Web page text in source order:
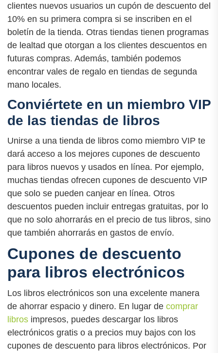
clientes nuevos usuarios un cupón de descuento del
10% en su primera compra si se inscriben en el
boletín de la tienda. Otras tiendas tienen programas
de lealtad que otorgan a los clientes descuentos en
futuras compras. Además, también podemos
encontrar vales de regalo en tiendas de segunda
mano locales.
Conviértete en un miembro VIP
de las tiendas de libros
Unirse a una tienda de libros como miembro VIP te
dará acceso a los mejores cupones de descuento
para libros nuevos y usados en línea. Por ejemplo,
muchas tiendas ofrecen cupones de descuento VIP
que solo se pueden canjear en línea. Otros
descuentos pueden incluir entregas gratuitas, por lo
que no solo ahorrarás en el precio de tus libros, sino
que también ahorrarás en gastos de envío.
Cupones de descuento
para libros electrónicos
Los libros electrónicos son una excelente manera
de ahorrar espacio y dinero. En lugar de comprar
libros impresos, puedes descargar los libros
electrónicos gratis o a precios muy bajos con los
cupones de descuento para libros electrónicos. Por